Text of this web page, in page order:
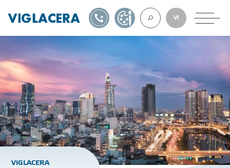
TILES
AAC
VI
1900561582DESIGN TOOL
VIGLACERA